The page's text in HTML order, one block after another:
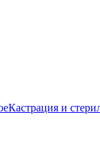
Кастрация и